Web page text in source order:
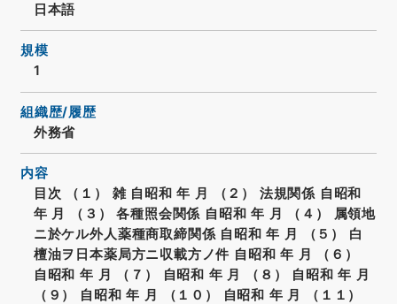
日本語
規模
1
組織歴/履歴
外務省
内容
目次 （１） 雑 自昭和 年 月 （２） 法規関係 自昭和
年 月 （３） 各種照会関係 自昭和 年 月 （４） 属領地
ニ於ケル外人薬種商取締関係 自昭和 年 月 （５） 白
檀油ヲ日本薬局方ニ収載方ノ件 自昭和 年 月 （６）
自昭和 年 月 （７） 自昭和 年 月 （８） 自昭和 年 月
（９） 自昭和 年 月 （１０） 自昭和 年 月 （１１）